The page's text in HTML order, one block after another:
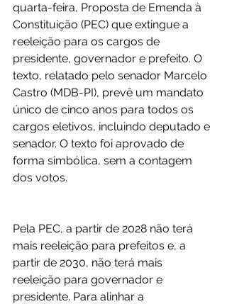
quarta-feira, Proposta de Emenda à
Constituição (PEC) que extingue a
reeleição para os cargos de
presidente, governador e prefeito. O
texto, relatado pelo senador Marcelo
Castro (MDB-PI), prevê um mandato
único de cinco anos para todos os
cargos eletivos, incluindo deputado e
senador. O texto foi aprovado de
forma simbólica, sem a contagem
dos votos.
Pela PEC, a partir de 2028 não terá
mais reeleição para prefeitos e, a
partir de 2030, não terá mais
reeleição para governador e
presidente. Para alinhar a